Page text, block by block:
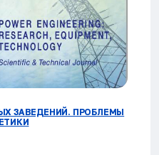
ЗАВЕДЕНИЙ. ПРОБЛЕМЫ